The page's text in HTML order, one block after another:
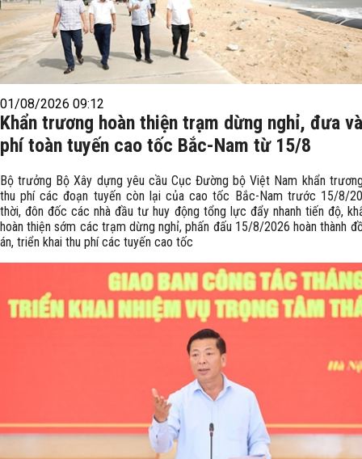
01/08/2026 09:12
Khẩn trương hoàn thiện trạm dừng nghỉ, đưa
phí toàn tuyến cao tốc Bắc-Nam từ 15/8
Bộ trưởng Bộ Xây dựng yêu cầu Cục Đường bộ Việt Nam khẩn
thu phí các đoạn tuyến còn lại của cao tốc Bắc-Nam trước 15/8/
thời, đôn đốc các nhà đầu tư huy động tổng lực đẩy nhanh tiến độ,
hoàn thiện sớm các trạm dừng nghỉ, phấn đấu 15/8/2026 hoàn thành
án, triển khai thu phí các tuyến cao tốc